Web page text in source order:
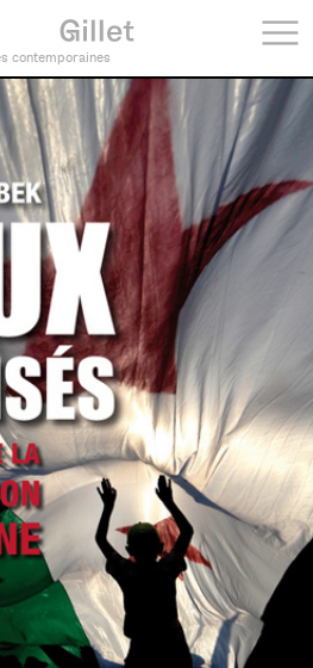
contemporaines